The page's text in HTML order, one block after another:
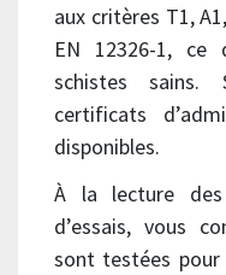
aux critères T1,
EN 12326-1, ce
schistes sains.
certificats
disponibles.
À la lecture
d’essais, vous
sont testées